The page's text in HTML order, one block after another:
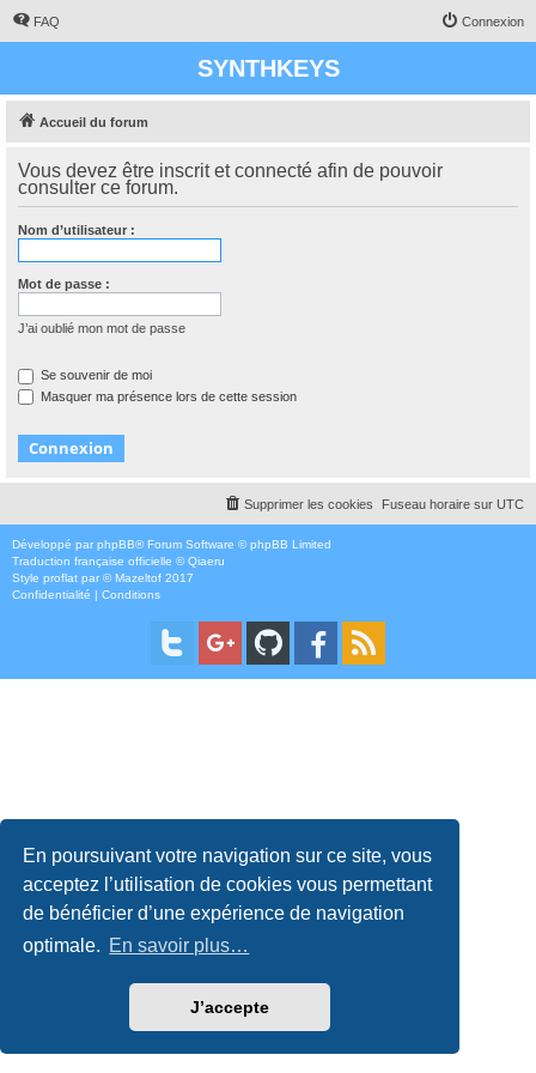
En poursuivant votre navigation sur ce site, vous
acceptez l’utilisation de cookies vous permettant
de bénéficier d’une expérience de navigation
optimale. En savoir plus…
J’accepte
FAQ Connexion
SYNTHKEYS
Accueil du forum
Vous devez être inscrit et connecté afin de pouvoir
consulter ce forum.
Nom d’utilisateur :
Mot de passe :
J’ai oublié mon mot de passe
Se souvenir de moi
Masquer ma présence lors de cette session
Fuseau horaire sur UTC
Supprimer les cookies
Développé par phpBB® Forum Software © phpBB Limited
Traduction française officielle ©Qiaeru
Style proflat par ©Mazeltof 2017
Confidentialité | Conditions